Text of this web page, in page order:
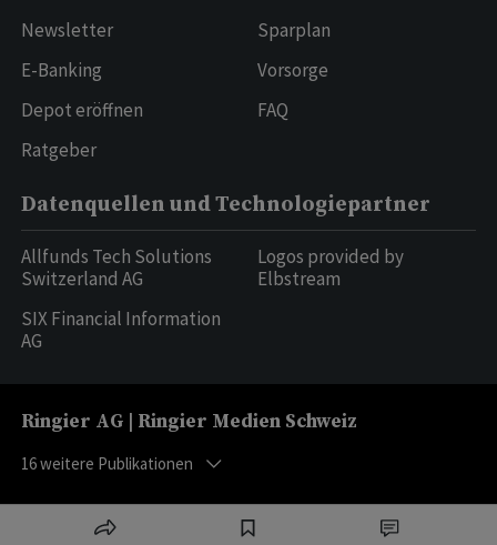
Newsletter
E-Banking
Depot eröffnen
Ratgeber
Sparplan
Vorsorge
FAQ
Datenquellen und Technologiepartner
Allfunds Tech Solutions
Switzerland AG
SIX Financial Information
AG
Logos provided by
Elbstream
Ringier AG | Ringier Medien Schweiz
16weitere Publikationen